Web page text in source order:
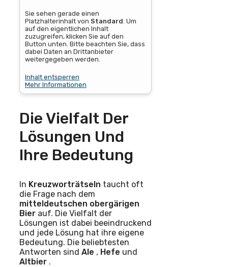
Sie sehen gerade einen
Platzhalterinhalt von Standard . Um
auf den eigentlichen Inhalt
zuzugreifen, klicken Sie auf den
Button unten. Bitte beachten Sie, dass
dabei Daten an Drittanbieter
weitergegeben werden.
Inhalt entsperren
Mehr Informationen
Die Vielfalt Der
Lösungen Und
Ihre Bedeutung
In Kreuzworträtseln taucht oft
die Frage nach dem
mitteldeutschen obergärigen
Bier auf. Die Vielfalt der
Lösungen ist dabei beeindruckend
und jede Lösung hat ihre eigene
Bedeutung. Die beliebtesten
Antworten sind Ale , Hefe und
Altbier .